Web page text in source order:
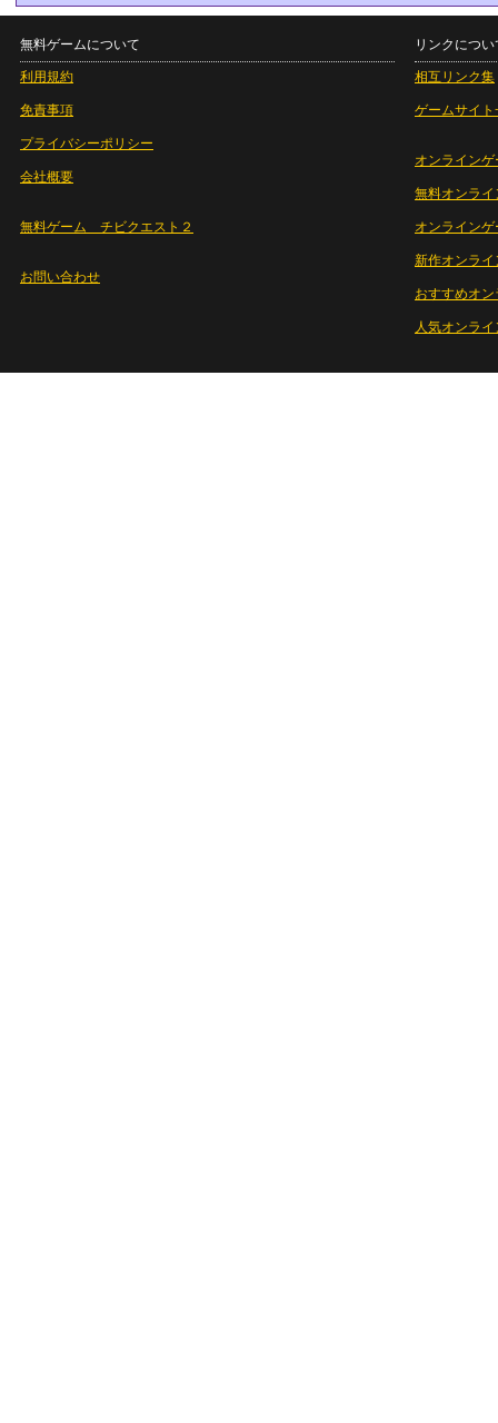
無料ゲームについて
利用規約
免責事項
プライバシーポリシー
会社概要
無料ゲーム チビクエスト２
お問い合わせ
リンクについ
相互リンク集
ゲームサイト
オンラインゲ
無料オンライ
オンライン
新作オンライ
おすすめオ
人気オンラ